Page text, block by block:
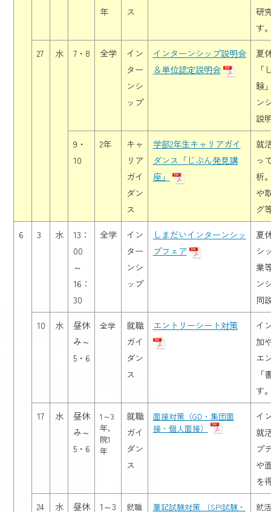
年
ス
研
す
27
水 7・8 全学
イン
ター
ンシ
ップ
インターンシップ説明会
＆単位認定説明会
夏
験
ン
説
9・
10
2年
キャ
リア
ガイ
ダン
ス
学部2年生キャリアガイ
ダンス「じぶん発見講
座」
就
っ
析
や
グ
6
3 水
13：
00
～
16：
30
全学
イン
ター
ンシ
ップ
しまだいインターンシッ
プフェア
夏
シ
業
ン
同
10
水
昼休
み～
5・6
全学
就職
ガイ
ダン
ス
エントリーシート対策
イ
加
エ
す
17
水
昼休
み～
5・6
1～3
年，
院1
年
就職
ガイ
ダン
ス
面接対策（GD・集団面
接・個人面接）
イ
就
プ
や
を
24
水 昼休 1～3 就職 筆記試験対策 （SPI試験・ 就